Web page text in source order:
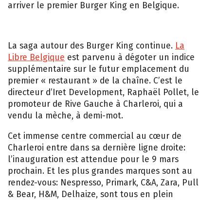
arriver le premier Burger King en Belgique.
La saga autour des Burger King continue. La
Libre Belgique est parvenu à dégoter un indice
supplémentaire sur le futur emplacement du
premier « restaurant » de la chaîne. C’est le
directeur d’Iret Development, Raphaël Pollet, le
promoteur de Rive Gauche à Charleroi, qui a
vendu la mèche, à demi-mot.
Cet immense centre commercial au cœur de
Charleroi entre dans sa dernière ligne droite:
l’inauguration est attendue pour le 9 mars
prochain. Et les plus grandes marques sont au
rendez-vous: Nespresso, Primark, C&A, Zara, Pull
& Bear, H&M, Delhaize, sont tous en plein